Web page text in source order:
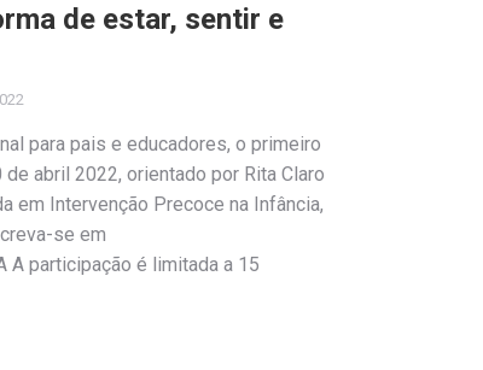
de estar, sentir e
para pais e educadores, o primeiro
abril 2022, orientado por Rita Claro
em Intervenção Precoce na Infância,
se em
participação é limitada a 15